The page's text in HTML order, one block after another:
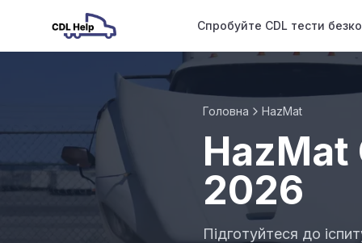
Спробуйте CDL тести
Головна HazMat
HazMat
2026
Підготуйтеся до